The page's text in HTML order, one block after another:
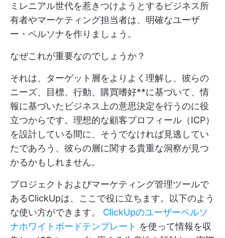
ミレニアル世代を惹きつけようとするビジネス所
有者やマーケティング担当者は、明確なユーザ
ー・ペルソナを作りましょう。
なぜこれが重要なのでしょうか？
それは、ターゲット層をよりよく理解し、彼らの
ニーズ、目標、行動、購買嗜好**に基づいて、情
報に基づいたビジネス上の意思決定を行うのに役
立つからです。理想的な顧客プロフィール（ICP）
を設計している間に、そうでなければ見逃してい
たであろう、彼らの層に関する貴重な洞察が見つ
かるかもしれません。
プロジェクトおよびマーケティング管理ツールで
あるClickUpは、ここで役に立ちます。以下のよう
な使い方ができます。 ClickUpのユーザーペルソ
ナホワイトボードテンプレート を使って情報を収